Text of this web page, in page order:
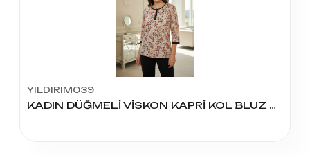
YILDIRIM039
KADIN DÜĞMELİ VİSKON KAPRİ KOL BLUZ BATTAL